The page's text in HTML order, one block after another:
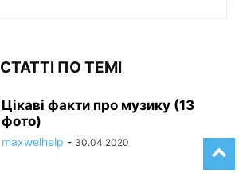
СТАТТІ ПО ТЕМІ
Цікаві факти про музику (13
фото)
maxwelhelp - 30.04.2020